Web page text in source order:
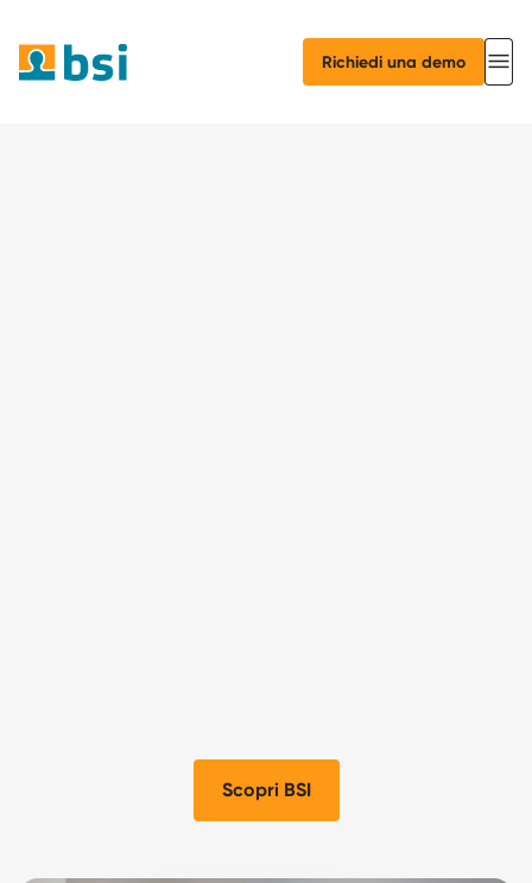
Richiedi una demo
Scopri BSI